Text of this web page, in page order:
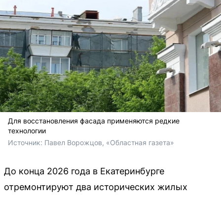
Для восстановления фасада применяются редкие
технологии
Источник: Павел Ворожцов, «Областная газета»
До конца 2026 года в Екатеринбурге
отремонтируют два исторических жилых